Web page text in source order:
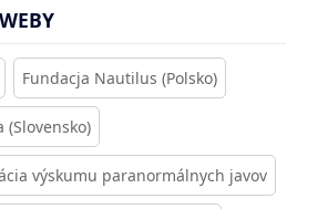
Fundacja Nautilus (Polsko)
(Slovensko)
výskumu paranormálnych javov